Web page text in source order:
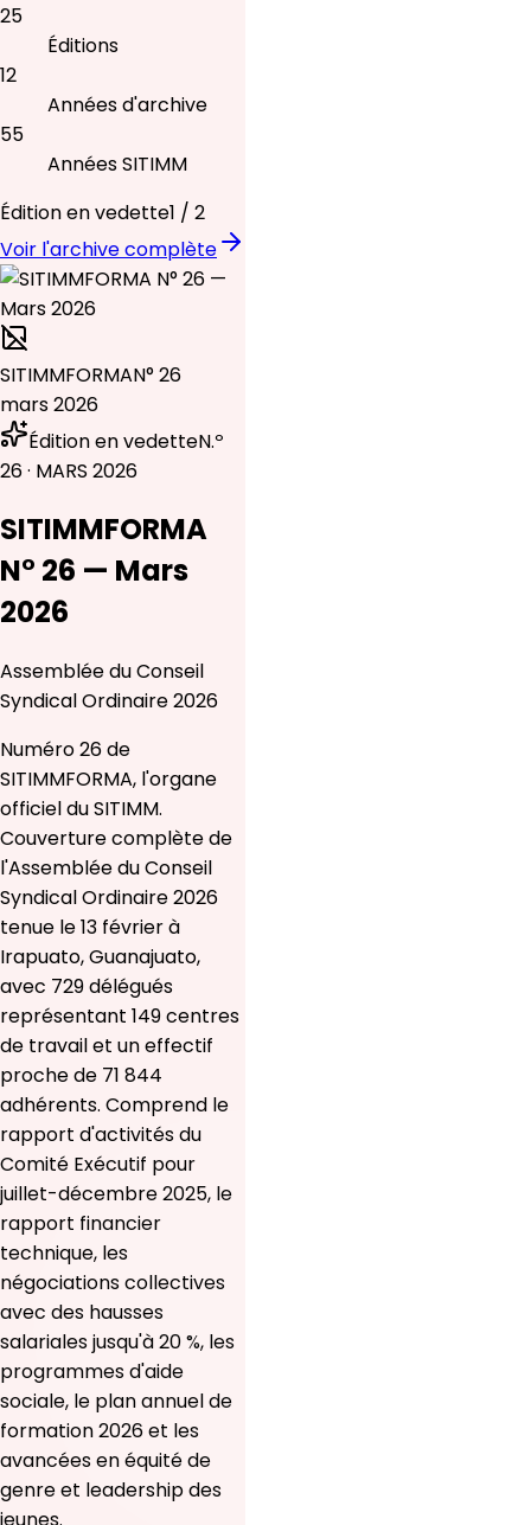
25
Éditions
12
Années d'archive
55
Années SITIMM
Édition en vedette1 / 2
Voir l'archive complète
SITIMMFORMAN° 26
mars 2026
Édition en vedetteN.º
26 · MARS 2026
SITIMMFORMA
N° 26 — Mars
2026
Assemblée du Conseil
Syndical Ordinaire 2026
Numéro 26 de
SITIMMFORMA, l'organe
officiel du SITIMM.
Couverture complète de
l'Assemblée du Conseil
Syndical Ordinaire 2026
tenue le 13 février à
Irapuato, Guanajuato,
avec 729 délégués
représentant 149 centres
de travail et un effectif
proche de 71 844
adhérents. Comprend le
rapport d'activités du
Comité Exécutif pour
juillet-décembre 2025, le
rapport financier
technique, les
négociations collectives
avec des hausses
salariales jusqu'à 20 %, les
programmes d'aide
sociale, le plan annuel de
formation 2026 et les
avancées en équité de
genre et leadership des